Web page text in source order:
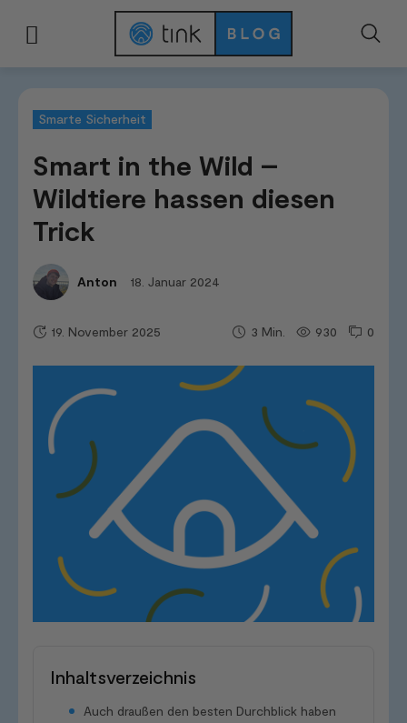
Smarte Sicherheit
Smart in the Wild –
Wildtiere hassen diesen
Trick
Anton 18. Januar 2024
0
930
3 Min.
19. November 2025
Inhaltsverzeichnis
Auch draußen den besten Durchblick haben